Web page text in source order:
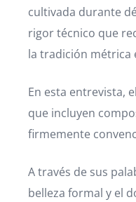
cultivada durante
rigor técnico que
la tradición métrica
En esta entrevista,
que incluyen
firmemente
A través de sus
belleza formal y el